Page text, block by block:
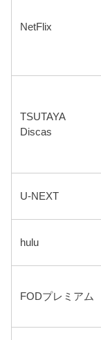
NetFlix
TSUTAYA
Discas
U-NEXT
hulu
FODプレミアム